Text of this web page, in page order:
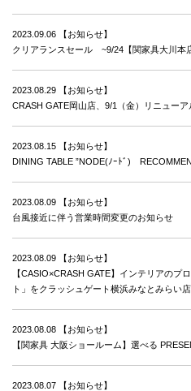
2023.09.06
【お知らせ】
クリアランスセール ~9/24【関家具大川本
2023.08.29
【お知らせ】
CRASH GATE岡山店、9/1（金）リニュー
2023.08.15
【お知らせ】
DINING TABLE ”NODE(ﾉｰﾄﾞ)
2023.08.09
【お知らせ】
台風接近に伴う営業時間変更のお知らせ
2023.08.09
【お知らせ】
【CASIO×CRASH GATE】インテリアのプ
ト」をクラッシュゲート横浜みなとみらい
2023.08.08
【お知らせ】
【関家具 大阪ショールーム】選べる
2023.08.07
【お知らせ】